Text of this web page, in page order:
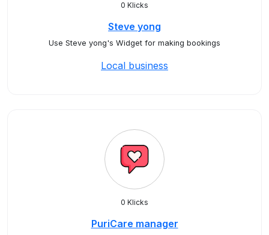
0 Klicks
Steve yong
Use Steve yong's Widget for making bookings
Local business
0 Klicks
PuriCare manager